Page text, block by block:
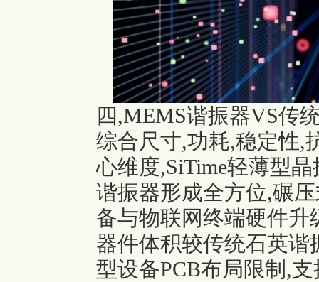
四,MEMS谐振器VS传
综合尺寸,功耗,稳定性,
心维度,SiTime轻薄型晶
谐振器形成全方位,碾
备与物联网终端硬件
器件体积较传统石英谐
型设备PCB布局限制,